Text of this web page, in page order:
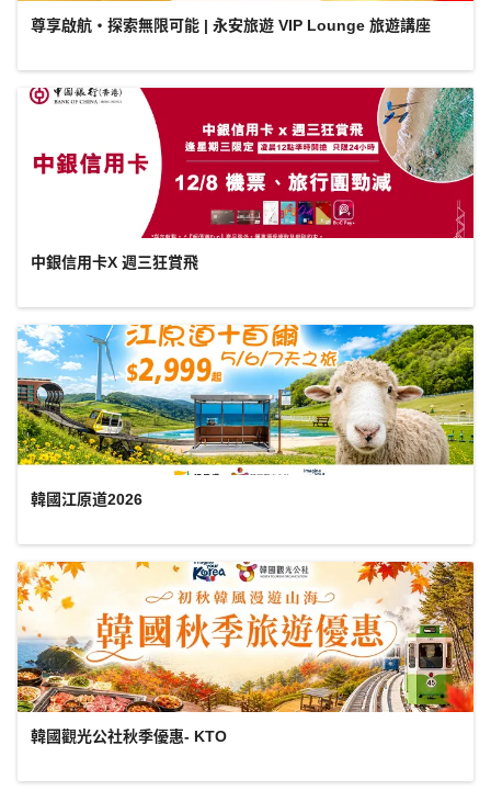
尊享啟航・探索無限可能 | 永安旅遊 VIP Lounge 旅遊講座
中銀信用卡X 週三狂賞飛
韓國江原道2026
韓國觀光公社秋季優惠- KTO